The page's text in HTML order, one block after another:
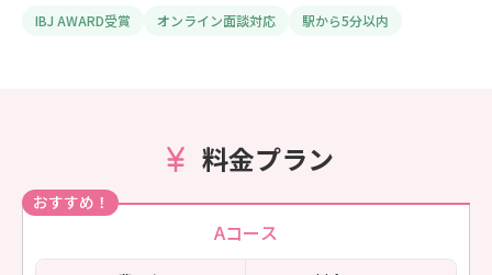
IBJ AWARD受賞 オンライン面談対応 駅から5分以内
料金プラン
おすすめ！
Aコース